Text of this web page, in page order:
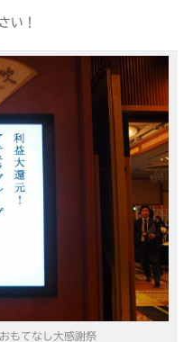
い！
もてなし大感謝祭